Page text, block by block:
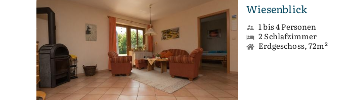
Wiesenblick
1 bis 4 Personen
2 Schlafzimmer
Erdgeschoss, 72m²